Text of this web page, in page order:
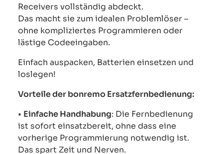
Receivers vollständig abdeckt.
Das macht sie zum idealen Problemlöser –
ohne kompliziertes Programmieren oder
lästige Codeeingaben.
Einfach auspacken, Batterien einsetzen und
loslegen!
Vorteile der bonremo Ersatzfernbedienung:
• Einfache Handhabung: Die Fernbedienung
ist sofort einsatzbereit, ohne dass eine
vorherige Programmierung notwendig ist.
Das spart Zeit und Nerven.